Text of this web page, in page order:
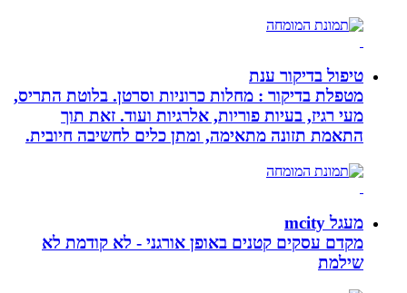
טיפול בדיקור ענת
מטפלת בדיקור : מחלות כרוניות וסרטן. בלוטת התריס,
מעי רגיז, בעיות פוריות, אלרגיות ועוד. זאת תוך
התאמת תזונה מתאימה, ומתן כלים לחשיבה חיובית.
מעגל mcity
מקדם עסקים קטנים באופן אורגני - לא קודמת לא
שילמת